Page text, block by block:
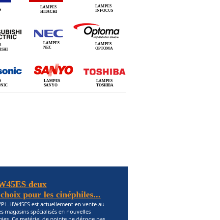
LAMPES
HITACHI
LAMPES
INFOCUS
LAMPES
NEC
LAMPES
OPTOMA
LAMPES
SANYO
LAMPES
TOSHIBA
deux
pour les cinéphiles...
HW45ES est actuellement en vente au
magasins spécialisés en nouvelles